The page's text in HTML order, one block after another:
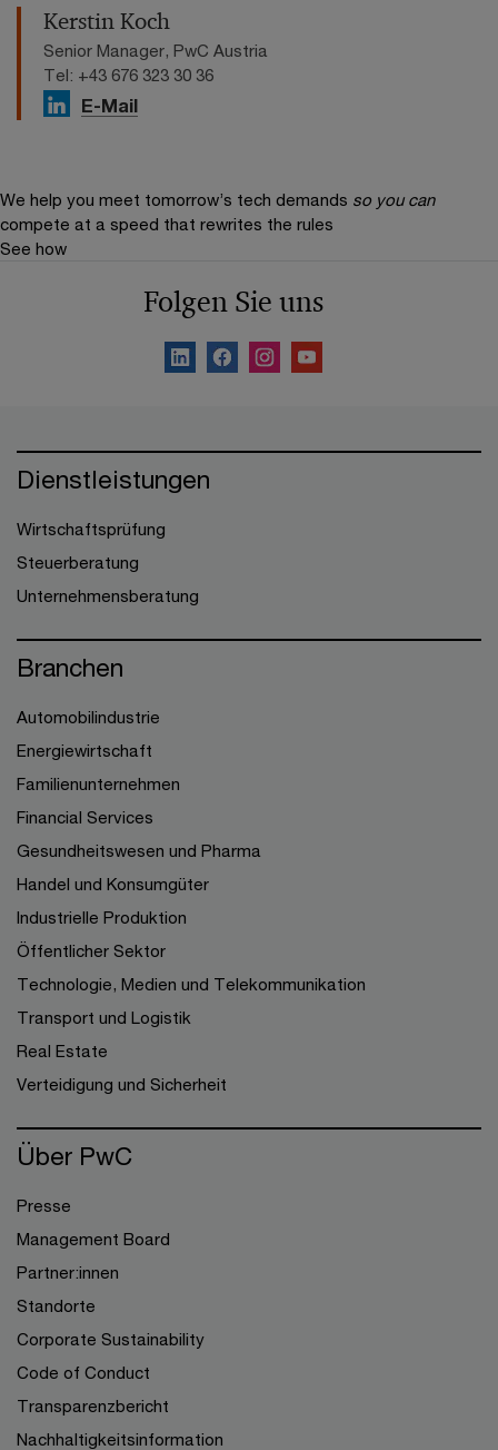
Kerstin Koch
Senior Manager, PwC Austria
Tel: +43 676 323 30 36
E-Mail
We help you meet tomorrow’s tech demands so you can
compete at a speed that rewrites the rules
See how
Folgen Sie uns
Dienstleistungen
Wirtschaftsprüfung
Steuerberatung
Unternehmensberatung
Branchen
Automobilindustrie
Energiewirtschaft
Familienunternehmen
Financial Services
Gesundheitswesen und Pharma
Handel und Konsumgüter
Industrielle Produktion
Öffentlicher Sektor
Technologie, Medien und Telekommunikation
Transport und Logistik
Real Estate
Verteidigung und Sicherheit
Über PwC
Presse
Management Board
Partner:innen
Standorte
Corporate Sustainability
Code of Conduct
Transparenzbericht
Nachhaltigkeitsinformation